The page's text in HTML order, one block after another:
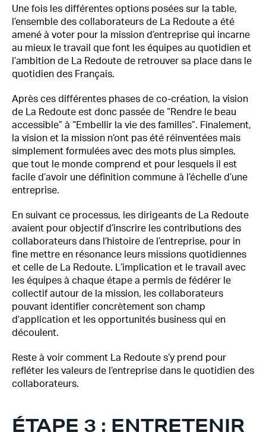
Une fois les différentes options posées sur la table,
l’ensemble des collaborateurs de La Redoute a été
amené à voter pour la mission d’entreprise qui incarne
au mieux le travail que font les équipes au quotidien et
l’ambition de La Redoute de retrouver sa place dans le
quotidien des Français.
Après ces différentes phases de co-création, la vision
de La Redoute est donc passée de “Rendre le beau
accessible” à “Embellir la vie des familles”. Finalement,
la vision et la mission n’ont pas été réinventées mais
simplement formulées avec des mots plus simples,
que tout le monde comprend et pour lesquels il est
facile d’avoir une définition commune à l’échelle d’une
entreprise.
En suivant ce processus, les dirigeants de La Redoute
avaient pour objectif d’inscrire les contributions des
collaborateurs dans l’histoire de l’entreprise, pour in
fine mettre en résonance leurs missions quotidiennes
et celle de La Redoute. L’implication et le travail avec
les équipes à chaque étape a permis de fédérer le
collectif autour de la mission, les collaborateurs
pouvant identifier concrètement son champ
d’application et les opportunités business qui en
découlent.
Reste à voir comment La Redoute s’y prend pour
refléter les valeurs de l’entreprise dans le quotidien des
collaborateurs.
ÉTAPE 3 : ENTRETENIR